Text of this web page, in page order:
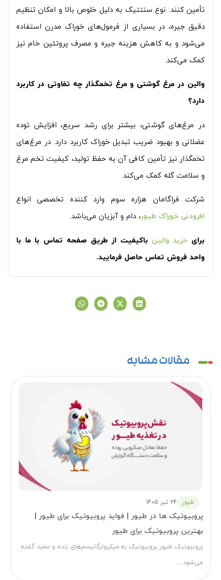
تأمین کنند.‎ نوع سنتتیک به دلیل خلوص بالا و امکان تنظیم
دقیق جیره، در بسیاری از فرمول‌های خوراک مدرن استفاده
می‌شود و به کاهش هزینه جیره و مصرف پروتئین خام نیز
کمک می‌کند.‎
والین در مرغ گوشتی و مرغ تخمگذار چه تفاوتی در کاربرد
دارد؟
در مرغ‌های گوشتی، بیشتر برای رشد سریع، افزایش توده
عضلانی و بهبود ضریب تبدیل خوراک کاربرد دارد. در مرغ‌های
تخمگذار نیز تأمین کافی آن به حفظ تولید، کیفیت تخم مرغ
و سلامت گله کمک می‌کند.
شرکت فراگامان هزاره سوم وارد کننده تخصصی انواع
افزودنی خوراک طیور، دام و آبزیان می‌باشد.
برای خرید والین باکیفیت از طریق صفحه تماس با ما با
واحد فروش تماس حاصل فرمایید.
مقالات مشابه
طیور 24 تیر 1405
پروبیوتیک ها در طیور | فواید پروبیوتیک برای طیور |
بهترین پروبیوتیک برای طیور
پروبیوتیک طیور پروبیوتیک به میکروارگانیسم‌های زنده و مفید گفته
می‌شود…